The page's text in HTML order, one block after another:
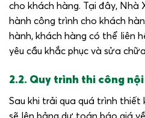
cho khách hàng. Tại đây, Nhà
hành công trình cho khách
hành, khách hàng có thể liên
yêu cầu khắc phục và sửa
2.2. Quy trình thi công
Sau khi trải qua quá trình thiết
sẽ lên bảng dự toán báo giá